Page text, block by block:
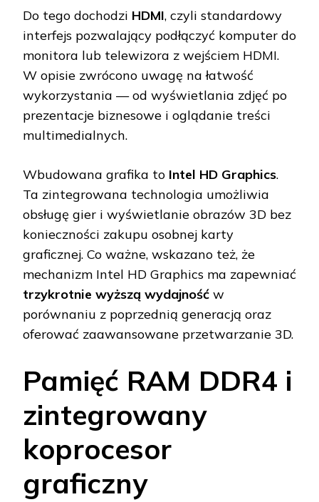
Do tego dochodzi HDMI, czyli standardowy
interfejs pozwalający podłączyć komputer do
monitora lub telewizora z wejściem HDMI.
W opisie zwrócono uwagę na łatwość
wykorzystania — od wyświetlania zdjęć po
prezentacje biznesowe i oglądanie treści
multimedialnych.
Wbudowana grafika to Intel HD Graphics.
Ta zintegrowana technologia umożliwia
obsługę gier i wyświetlanie obrazów 3D bez
konieczności zakupu osobnej karty
graficznej. Co ważne, wskazano też, że
mechanizm Intel HD Graphics ma zapewniać
trzykrotnie wyższą wydajność w
porównaniu z poprzednią generacją oraz
oferować zaawansowane przetwarzanie 3D.
Pamięć RAM DDR4 i
zintegrowany
koprocesor
graficzny